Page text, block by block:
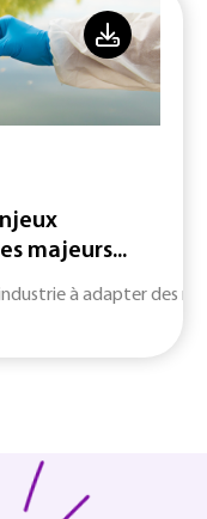
majeurs...
à adapter des